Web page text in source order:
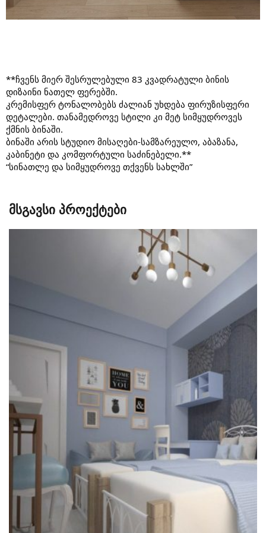
**ჩვენს მიერ შესრულებული 83 კვადრატული ბინის
დიზაინი ნათელ ფერებში.
კრემისფერ ტონალობებს ძალიან უხდება ფირუზისფერი
დეტალები. თანამედროვე სტილი კი მეტ სიმყუდროვეს
ქმნის ბინაში.
ბინაში არის სტუდიო მისაღები-სამზარეულო, აბაზანა,
კაბინეტი და კომფორტული საძინებელი.**
“სინათლე და სიმყუდროვე თქვენს სახლში”
მსგავსი პროექტები